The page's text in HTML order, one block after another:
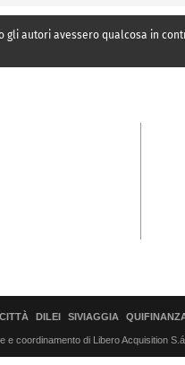
gli autori avessero qualcosa in
DILEI SIVIAGGIA
e coordinamento di Libero Acquisition S.á